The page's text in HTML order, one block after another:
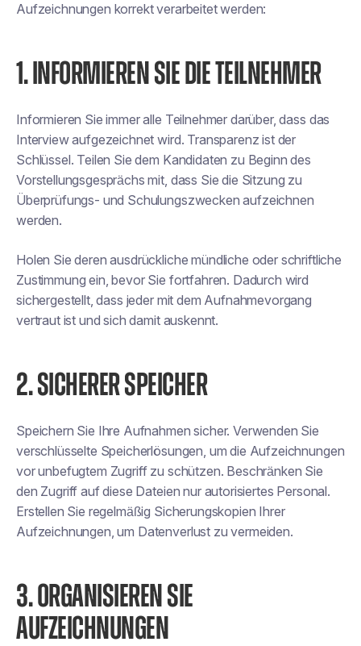
Aufzeichnungen korrekt verarbeitet werden:
1. INFORMIEREN SIE DIE TEILNEHMER
Informieren Sie immer alle Teilnehmer darüber, dass das
Interview aufgezeichnet wird. Transparenz ist der
Schlüssel. Teilen Sie dem Kandidaten zu Beginn des
Vorstellungsgesprächs mit, dass Sie die Sitzung zu
Überprüfungs- und Schulungszwecken aufzeichnen
werden.
Holen Sie deren ausdrückliche mündliche oder schriftliche
Zustimmung ein, bevor Sie fortfahren. Dadurch wird
sichergestellt, dass jeder mit dem Aufnahmevorgang
vertraut ist und sich damit auskennt.
2. SICHERER SPEICHER
Speichern Sie Ihre Aufnahmen sicher. Verwenden Sie
verschlüsselte Speicherlösungen, um die Aufzeichnungen
vor unbefugtem Zugriff zu schützen. Beschränken Sie
den Zugriff auf diese Dateien nur autorisiertes Personal.
Erstellen Sie regelmäßig Sicherungskopien Ihrer
Aufzeichnungen, um Datenverlust zu vermeiden.
3. ORGANISIEREN SIE
AUFZEICHNUNGEN